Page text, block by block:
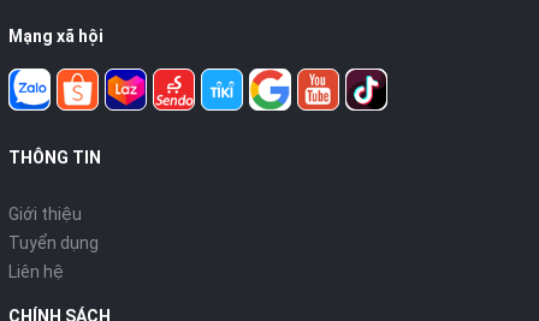
Mạng xã hội
THÔNG TIN
Giới thiệu
Tuyển dụng
Liên hệ
CHÍNH SÁCH